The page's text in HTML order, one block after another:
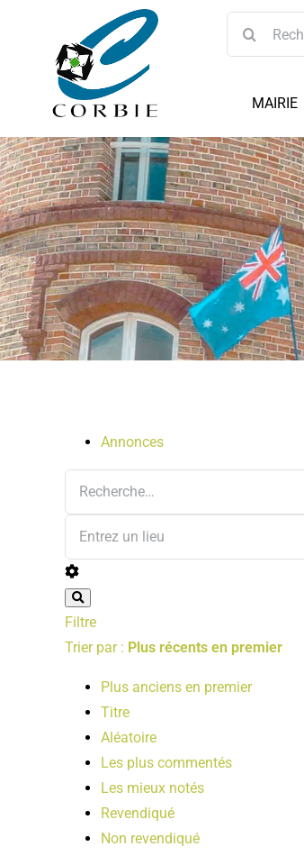
Rechercher:
MAIRIE
Annonces
Filtre
Trier par : Plus récents en premier
Plus anciens en premier
Titre
Aléatoire
Les plus commentés
Les mieux notés
Revendiqué
Non revendiqué